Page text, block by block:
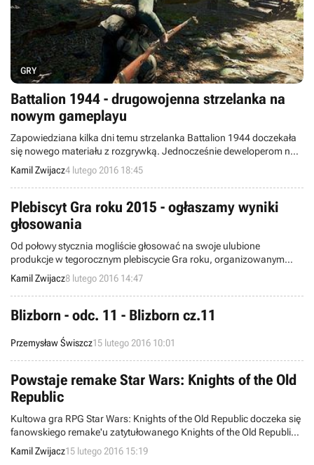
GRY
Battalion 1944 - drugowojenna strzelanka na
nowym gameplayu
Zapowiedziana kilka dni temu strzelanka Battalion 1944 doczekała
się nowego materiału z rozgrywką. Jednocześnie deweloperom na
Kickstarterze udało się już zebrać ponad 90 tysięcy z wymaganych
100 tysięcy funtów.
Kamil Zwijacz4 lutego 2016 18:45
Plebiscyt Gra roku 2015 - ogłaszamy wyniki
głosowania
Od połowy stycznia mogliście głosować na swoje ulubione
produkcje w tegorocznym plebiscycie Gra roku, organizowanym
przez serwis GRY-OnLine.pl. Walka rozgrywała się w dwóch
głównych kategoriach - Gra roku 2015 i Najbardziej oczekiwana gra
2016 roku - w których nominowanych było po 50 produkcji. Dziś
pragniemy ujawnić wyniki.
Kamil Zwijacz8 lutego 2016 14:47
Blizborn - odc. 11 - Blizborn cz.11
Przemysław Świszcz15 lutego 2016 10:01
Powstaje remake Star Wars: Knights of the Old
Republic
Kultowa gra RPG Star Wars: Knights of the Old Republic doczeka się
fanowskiego remake'u zatytułowanego Knights of the Old Republic:
Apeiron. Projekt obecnie znajduje się w fazie pre-alfa i powstaje przy
wykorzystaniu technologii Unreal Engine 4.
Kamil Zwijacz15 lutego 2016 15:19